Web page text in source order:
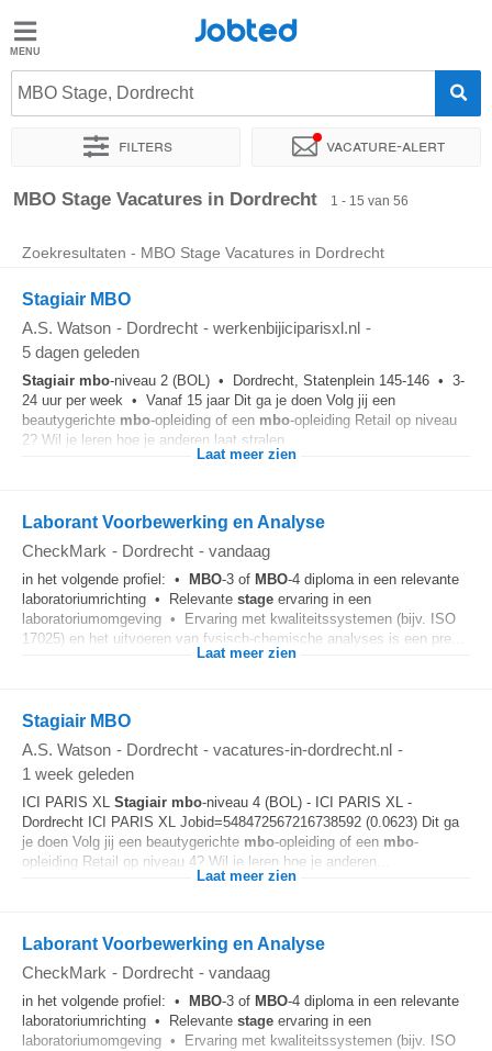
Jobted
Vacatures
Salarissen
Jobted
MBO Stage, Dordrecht
Filters Vacature-alert
Sorteer op Exacte locatie Bedrijf Uitzendbureau
MBO Stage Vacatures in Dordrecht 1 - 15 van 56
Zoekresultaten - MBO Stage Vacatures in Dordrecht
Stagiair MBO
A.S. Watson - Dordrecht - werkenbijiciparisxl.nl -
5 dagen geleden
Stagiair mbo-niveau 2 (BOL) • Dordrecht, Statenplein 145-146 • 3-
24 uur per week • Vanaf 15 jaar Dit ga je doen Volg jij een
beautygerichte mbo-opleiding of een mbo-opleiding Retail op niveau
2? Wil je leren hoe je anderen laat stralen...
Laat meer zien
Laborant Voorbewerking en Analyse
CheckMark - Dordrecht - vandaag
in het volgende profiel: • MBO-3 of MBO-4 diploma in een relevante
laboratoriumrichting • Relevante stage ervaring in een
laboratoriumomgeving • Ervaring met kwaliteitssystemen (bijv. ISO
17025) en het uitvoeren van fysisch-chemische analyses is een pre...
Laat meer zien
Stagiair MBO
A.S. Watson - Dordrecht - vacatures-in-dordrecht.nl -
1 week geleden
ICI PARIS XL Stagiair mbo-niveau 4 (BOL) - ICI PARIS XL -
Dordrecht ICI PARIS XL Jobid=548472567216738592 (0.0623) Dit ga
je doen Volg jij een beautygerichte mbo-opleiding of een mbo-
opleiding Retail op niveau 4? Wil je leren hoe je anderen...
Laat meer zien
Laborant Voorbewerking en Analyse
CheckMark - Dordrecht - vandaag
in het volgende profiel: • MBO-3 of MBO-4 diploma in een relevante
laboratoriumrichting • Relevante stage ervaring in een
laboratoriumomgeving • Ervaring met kwaliteitssystemen (bijv. ISO